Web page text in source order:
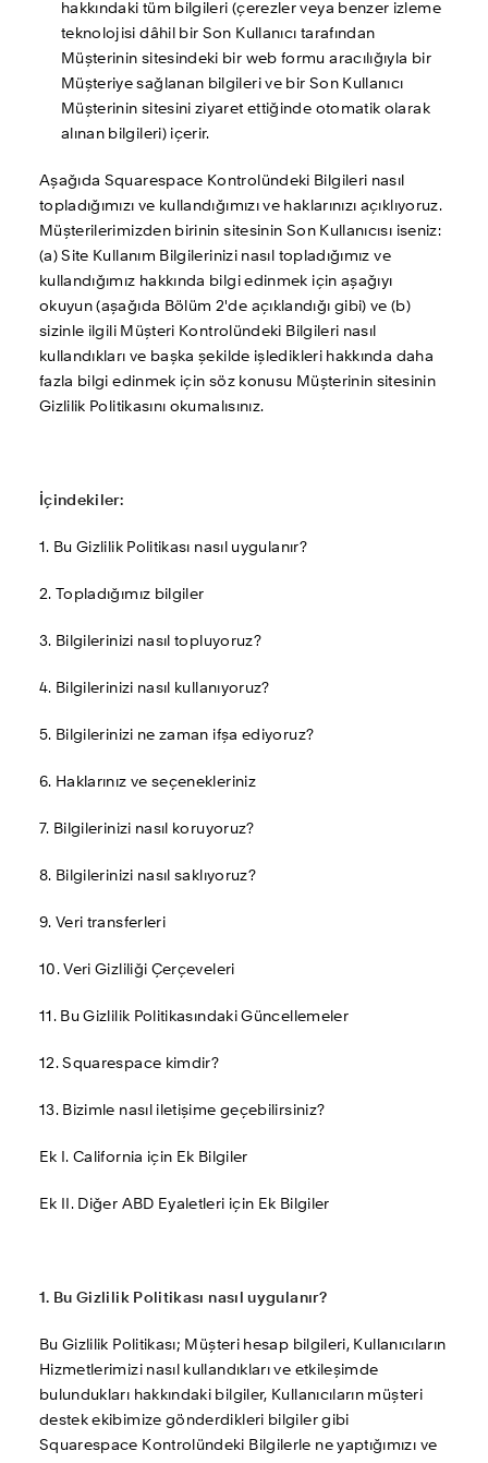
hakkındaki tüm bilgileri (çerezler veya benzer izleme
teknolojisi dâhil bir Son Kullanıcı tarafından
Müşterinin sitesindeki bir web formu aracılığıyla bir
Müşteriye sağlanan bilgileri ve bir Son Kullanıcı
Müşterinin sitesini ziyaret ettiğinde otomatik olarak
alınan bilgileri) içerir.
Aşağıda Squarespace Kontrolündeki Bilgileri nasıl
topladığımızı ve kullandığımızı ve haklarınızı açıklıyoruz.
Müşterilerimizden birinin sitesinin Son Kullanıcısı iseniz:
(a) Site Kullanım Bilgilerinizi nasıl topladığımız ve
kullandığımız hakkında bilgi edinmek için aşağıyı
okuyun (aşağıda Bölüm 2'de açıklandığı gibi) ve (b)
sizinle ilgili Müşteri Kontrolündeki Bilgileri nasıl
kullandıkları ve başka şekilde işledikleri hakkında daha
fazla bilgi edinmek için söz konusu Müşterinin sitesinin
Gizlilik Politikasını okumalısınız.
İçindekiler:
1. Bu Gizlilik Politikası nasıl uygulanır?
2. Topladığımız bilgiler
3. Bilgilerinizi nasıl topluyoruz?
4. Bilgilerinizi nasıl kullanıyoruz?
5. Bilgilerinizi ne zaman ifşa ediyoruz?
6. Haklarınız ve seçenekleriniz
7. Bilgilerinizi nasıl koruyoruz?
8. Bilgilerinizi nasıl saklıyoruz?
9. Veri transferleri
10. Veri Gizliliği Çerçeveleri
11. Bu Gizlilik Politikasındaki Güncellemeler
12. Squarespace kimdir?
13. Bizimle nasıl iletişime geçebilirsiniz?
Ek I. California için Ek Bilgiler
Ek II. Diğer ABD Eyaletleri için Ek Bilgiler
1. Bu Gizlilik Politikası nasıl uygulanır?
Bu Gizlilik Politikası; Müşteri hesap bilgileri, Kullanıcıların
Hizmetlerimizi nasıl kullandıkları ve etkileşimde
bulundukları hakkındaki bilgiler, Kullanıcıların müşteri
destek ekibimize gönderdikleri bilgiler gibi
Squarespace Kontrolündeki Bilgilerle ne yaptığımızı ve